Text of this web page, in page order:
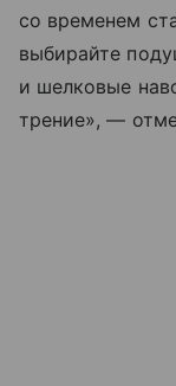
со временем
выбирайте
и шелковые
трение», —